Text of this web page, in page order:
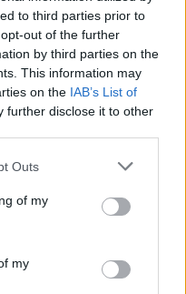
to third parties prior to
out of the further
by third parties on the
This information may
on the IAB’s List of
further disclose it to other
one or more Google
You may click to
its third-party tags to
in below Google
Outs
of my
my
PESTITV